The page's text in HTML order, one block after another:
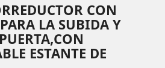
CON
LA SUBIDA Y
ESTANTE DE